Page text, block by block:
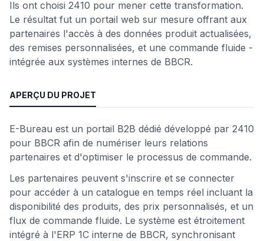
Ils ont choisi 2410 pour mener cette transformation.
Le résultat fut un portail web sur mesure offrant aux
partenaires l'accès à des données produit actualisées,
des remises personnalisées, et une commande fluide -
intégrée aux systèmes internes de BBCR.
APERÇU DU PROJET
E-Bureau est un portail B2B dédié développé par 2410
pour BBCR afin de numériser leurs relations
partenaires et d'optimiser le processus de commande.
Les partenaires peuvent s'inscrire et se connecter
pour accéder à un catalogue en temps réel incluant la
disponibilité des produits, des prix personnalisés, et un
flux de commande fluide. Le système est étroitement
intégré à l'ERP 1C interne de BBCR, synchronisant